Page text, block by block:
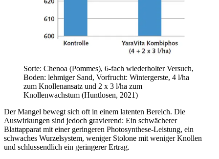
Sorte: Chenoa (Pommes), 6-fach wiederholter Versuch,
Boden: lehmiger Sand, Vorfrucht: Wintergerste, 4 l/ha
zum Knollenansatz und 2 x 3 l/ha zum
Knollenwachstum (Huntlosen, 2021)
Der Mangel bewegt sich oft in einem latenten Bereich. Die
Auswirkungen sind jedoch gravierend: Ein schwächerer
Blattapparat mit einer geringeren Photosynthese-Leistung, ein
schwaches Wurzelsystem, weniger Stolone mit weniger Knollen
und schlussendlich ein geringerer Ertrag.